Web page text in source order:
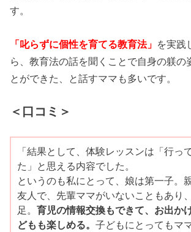
す。
「叱らずに個性を育てる教育法」 を実践
ら、教育法の話を聞くことで自身の躾の
とができた、と話すママも多いです。
＜口コミ＞
「結果として、体験レッスンは「行っ
た」と思える内容でした。
というのも私にとって、娘は第一子。
友人で、先輩ママがいないこともあり
足。育児の情報交換もできて、お出か
どもも楽しめる。子どもにとってもマ